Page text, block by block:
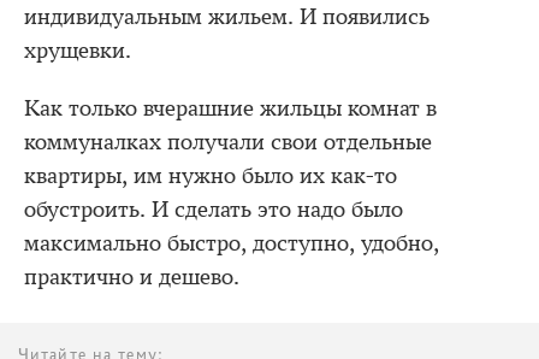
индивидуальным жильем. И появились
хрущевки.
Как только вчерашние жильцы комнат в
коммуналках получали свои отдельные
квартиры, им нужно было их как-то
обустроить. И сделать это надо было
максимально быстро, доступно, удобно,
практично и дешево.
Читайте на тему: